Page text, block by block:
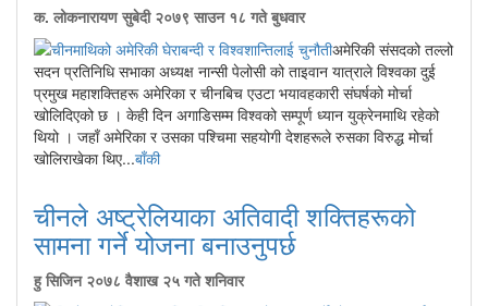
क. लोकनारायण सुबेदी २०७९ साउन १८ गते बुधवार
अमेरिकी संसदको तल्लो
सदन प्रतिनिधि सभाका अध्यक्ष नान्सी पेलोसी को ताइवान यात्राले विश्वका दुई
प्रमुख महाशक्तिहरू अमेरिका र चीनबिच एउटा भयावहकारी संघर्षको मोर्चा
खोलिदिएको छ । केही दिन अगाडिसम्म विश्वको सम्पूर्ण ध्यान युक्रेनमाथि रहेको
थियो । जहाँ अमेरिका र उसका पश्चिमा सहयोगी देशहरूले रुसका विरुद्ध मोर्चा
खोलिराखेका थिए...बाँकी
चीनले अष्ट्रेलियाका अतिवादी शक्तिहरूको
सामना गर्ने योजना बनाउनुपर्छ
हु सिजिन २०७८ वैशाख २५ गते शनिवार